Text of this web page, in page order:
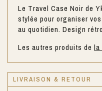
Le Travel Case Noir de
stylée pour organiser
au quotidien. Design
Les autres produits de la
LIVRAISON & RETOUR